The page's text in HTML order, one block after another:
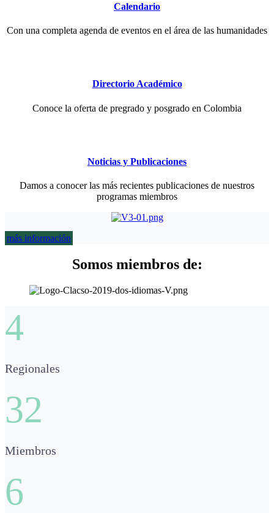
Calendario
Con una completa agenda de eventos en el área de las humanidades
Directorio Académico
Conoce la oferta de pregrado y posgrado en Colombia
Noticias y Publicaciones
Damos a conocer las más recientes publicaciones de nuestros
programas miembros
más información
Somos miembros de:
4
Regionales
32
Miembros
6